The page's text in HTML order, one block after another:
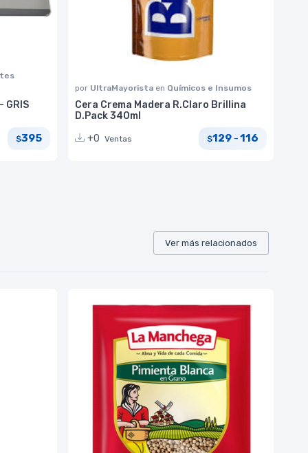
GRIS
$395
por UltraMayorista en Químicos e Insumos
Cera Crema Madera R.Claro Brillina
D.Pack 340ml
+0 Ventas $129 -116
Ver más relacionados